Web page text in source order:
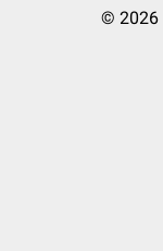
© 2026